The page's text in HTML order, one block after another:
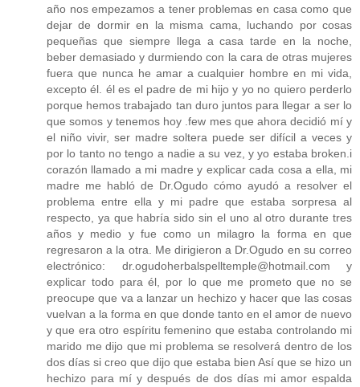
año nos empezamos a tener problemas en casa como que
dejar de dormir en la misma cama, luchando por cosas
pequeñas que siempre llega a casa tarde en la noche,
beber demasiado y durmiendo con la cara de otras mujeres
fuera que nunca he amar a cualquier hombre en mi vida,
excepto él. él es el padre de mi hijo y yo no quiero perderlo
porque hemos trabajado tan duro juntos para llegar a ser lo
que somos y tenemos hoy .few mes que ahora decidió mí y
el niño vivir, ser madre soltera puede ser difícil a veces y
por lo tanto no tengo a nadie a su vez, y yo estaba broken.i
corazón llamado a mi madre y explicar cada cosa a ella, mi
madre me habló de Dr.Ogudo cómo ayudó a resolver el
problema entre ella y mi padre que estaba sorpresa al
respecto, ya que habría sido sin el uno al otro durante tres
años y medio y fue como un milagro la forma en que
regresaron a la otra. Me dirigieron a Dr.Ogudo en su correo
electrónico: dr.ogudoherbalspelltemple@hotmail.com y
explicar todo para él, por lo que me prometo que no se
preocupe que va a lanzar un hechizo y hacer que las cosas
vuelvan a la forma en que donde tanto en el amor de nuevo
y que era otro espíritu femenino que estaba controlando mi
marido me dijo que mi problema se resolverá dentro de los
dos días si creo que dijo que estaba bien Así que se hizo un
hechizo para mí y después de dos días mi amor espalda